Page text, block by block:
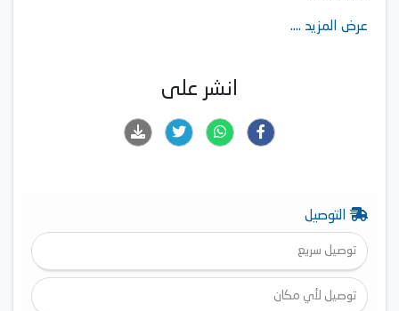
بخار
عرض المزيد ....
انشر على
التوصيل
توصيل سريع
توصيل لأي مكان